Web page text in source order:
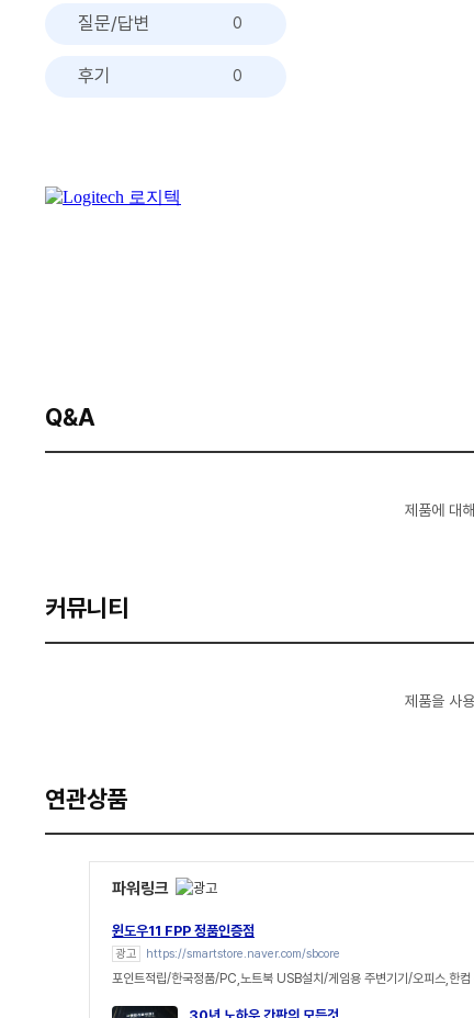
질문/답변 0
후기 0
Q&A
제품에 대
커뮤니티
제품을 사
연관상품
파워링크
윈도우11 FPP 정품인증점
광고 https://smartstore.naver.com/sbcore
포인트적립/한국정품/PC,노트북 USB설치/게임용 주변기기/오피스,한컴